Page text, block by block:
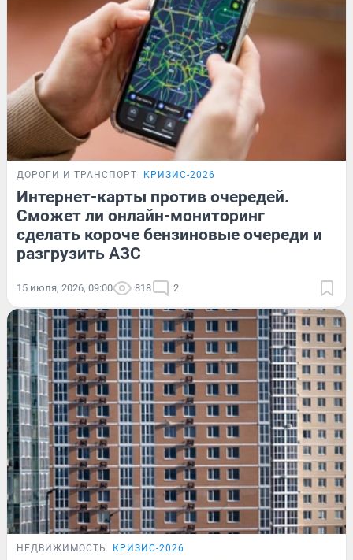
ДОРОГИ И ТРАНСПОРТ КРИЗИС-2026
Интернет-карты против очередей.
Сможет ли онлайн-мониторинг
сделать короче бензиновые очереди и
разгрузить АЗС
15 июля, 2026, 09:00 818 2
НЕДВИЖИМОСТЬ КРИЗИС-2026